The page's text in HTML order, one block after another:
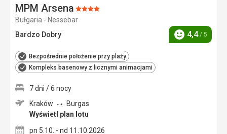
MPM Arsena Ocena:
4/5
Bułgaria - Nessebar
Bardzo Dobry
Ocena
4,4/ 5
Bezpośrednie położenie przy plaży
Kompleks basenowy z licznymi animacjami
7 dni / 6 nocy
Kraków
Burgas
Wyświetl plan lotu
pn 5.10. - nd 11.10.2026